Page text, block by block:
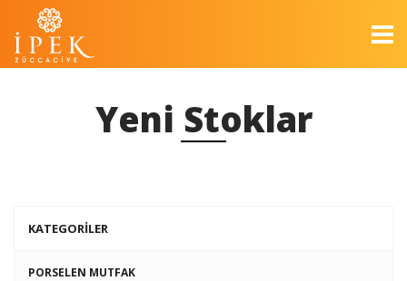
Yeni Stoklar
KATEGORİLER
PORSELEN MUTFAK